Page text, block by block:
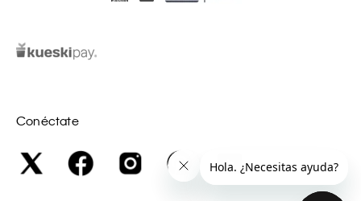
Conéctate